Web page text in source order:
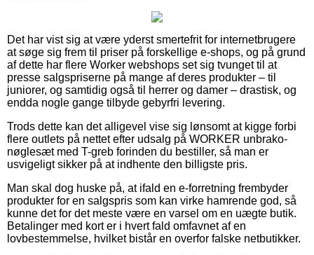
Det har vist sig at være yderst smertefrit for internetbrugere
at søge sig frem til priser på forskellige e-shops, og på grund
af dette har flere Worker webshops set sig tvunget til at
presse salgspriserne på mange af deres produkter – til
juniorer, og samtidig også til herrer og damer – drastisk, og
endda nogle gange tilbyde gebyrfri levering.
Trods dette kan det alligevel vise sig lønsomt at kigge forbi
flere outlets på nettet efter udsalg på WORKER unbrako-
nøglesæt med T-greb forinden du bestiller, så man er
usvigeligt sikker på at indhente den billigste pris.
Man skal dog huske på, at ifald en e-forretning frembyder
produkter for en salgspris som kan virke hamrende god, så
kunne det for det meste være en varsel om en uægte butik.
Betalinger med kort er i hvert fald omfavnet af en
lovbestemmelse, hvilket bistår en overfor falske netbutikker.